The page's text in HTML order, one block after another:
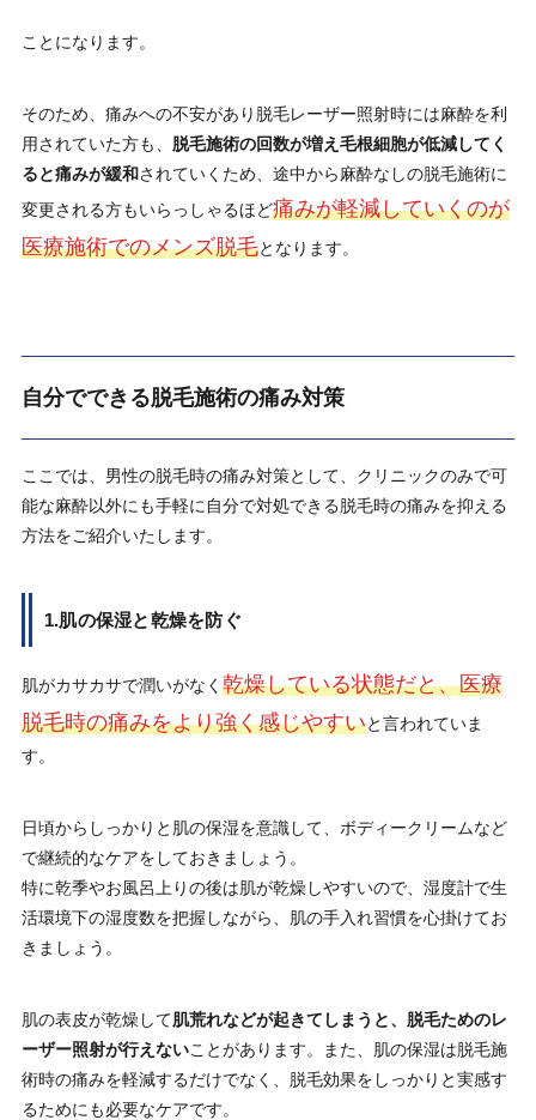
ことになります。
そのため、痛みへの不安があり脱毛レーザー照射時には麻酔を利
用されていた方も、 脱毛施術の回数が増え毛根細胞が低減してく
ると痛みが緩和されていくため、途中から麻酔なしの脱毛施術に
変更される方もいらっしゃるほど痛みが軽減していくのが
医療施術でのメンズ脱毛となります。
自分でできる脱毛施術の痛み対策
ここでは、男性の脱毛時の痛み対策として、クリニックのみで可
能な麻酔以外にも手軽に自分で対処できる脱毛時の痛みを抑える
方法をご紹介いたします。
1.肌の保湿と乾燥を防ぐ
肌がカサカサで潤いがなく 乾燥している状態だと、医療
脱毛時の痛みをより強く感じやすいと言われていま
す。
日頃からしっかりと肌の保湿を意識して、ボディークリームなど
で継続的なケアをしておきましょう。
特に乾季やお風呂上りの後は肌が乾燥しやすいので、湿度計で生
活環境下の湿度数を把握しながら、肌の手入れ習慣を心掛けてお
きましょう。
肌の表皮が乾燥して肌荒れなどが起きてしまうと、脱毛ためのレ
ーザー照射が行えないことがあります。また、肌の保湿は脱毛施
術時の痛みを軽減するだけでなく、脱毛効果をしっかりと実感す
るためにも必要なケアです。